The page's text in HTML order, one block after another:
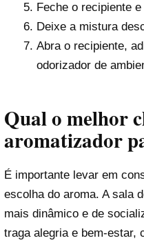
Feche o recipiente
Deixe a mistura
Abra o recipiente,
odorizador de
Qual o melhor
aromatizador
É importante levar em
escolha do aroma. A sala
mais dinâmico e de
traga alegria e bem-estar,